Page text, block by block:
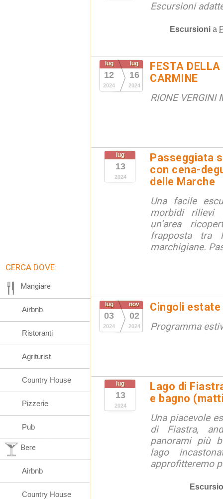
Escursioni
Escursioni a
lug
12
2024
lug
16
2024
FESTA
CARMINE
RIONE VERGINI
lug
13
2024
Passeggiata
con cena-
delle Marche
Una facile
morbidi rilievi
un’area
frapposta tra
marchigiane.
lug
03
2024
nov
02
2024
Cingoli estate
Programma
lug
13
2024
Lago di
e bagno
Una piacevole
di Fiastra,
panorami più
lago
approfitteremo
CERCA DOVE:
Mangiare
Airbnb
Ristoranti
Agriturist
Country House
Pizzerie
Pub
Bere
Airbnb
Country House